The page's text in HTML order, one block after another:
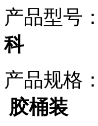
产品型号：
科
产品规格：
胶桶装